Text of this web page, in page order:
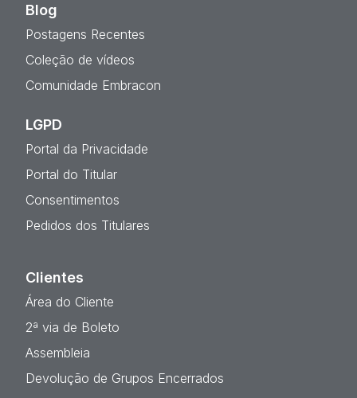
Blog
Postagens Recentes
Coleção de vídeos
Comunidade Embracon
LGPD
Portal da Privacidade
Portal do Titular
Consentimentos
Pedidos dos Titulares
Clientes
Área do Cliente
2ª via de Boleto
Assembleia
Devolução de Grupos Encerrados